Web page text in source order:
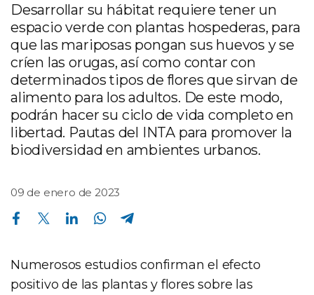
Desarrollar su hábitat requiere tener un
espacio verde con plantas hospederas, para
que las mariposas pongan sus huevos y se
críen las orugas, así como contar con
determinados tipos de flores que sirvan de
alimento para los adultos. De este modo,
podrán hacer su ciclo de vida completo en
libertad. Pautas del INTA para promover la
biodiversidad en ambientes urbanos.
09 de enero de 2023
Compartir en Facebook Compartir en Twitter Compartir en Linkedin Compartir en Whatsapp
Numerosos estudios confirman el efecto
positivo de las plantas y flores sobre las